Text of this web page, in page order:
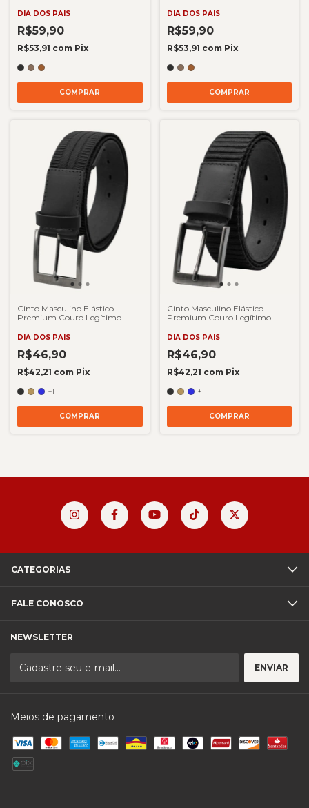
DIA DOS PAIS
R$59,90
R$53,91 com Pix
COMPRAR
DIA DOS PAIS
R$59,90
R$53,91 com Pix
COMPRAR
Cinto Masculino Elástico
Premium Couro Legítimo
DIA DOS PAIS
R$46,90
R$42,21 com Pix
+1
COMPRAR
Cinto Masculino Elástico
Premium Couro Legítimo
DIA DOS PAIS
R$46,90
R$42,21 com Pix
+1
COMPRAR
CATEGORIAS
FALE CONOSCO
NEWSLETTER
Meios de pagamento